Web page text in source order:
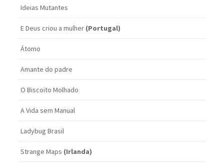
Ideias Mutantes
E Deus criou a mulher (Portugal)
Átomo
Amante do padre
O Biscoito Molhado
A Vida sem Manual
Ladybug Brasil
Strange Maps (Irlanda)